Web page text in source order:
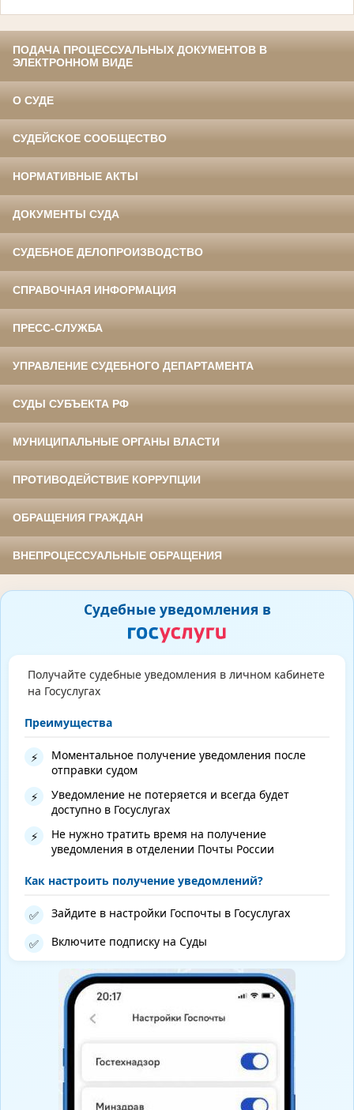
ПОДАЧА ПРОЦЕССУАЛЬНЫХ ДОКУМЕНТОВ В
ЭЛЕКТРОННОМ ВИДЕ
О СУДЕ
СУДЕЙСКОЕ СООБЩЕСТВО
НОРМАТИВНЫЕ АКТЫ
ДОКУМЕНТЫ СУДА
СУДЕБНОЕ ДЕЛОПРОИЗВОДСТВО
СПРАВОЧНАЯ ИНФОРМАЦИЯ
ПРЕСС-СЛУЖБА
УПРАВЛЕНИЕ СУДЕБНОГО ДЕПАРТАМЕНТА
СУДЫ СУБЪЕКТА РФ
МУНИЦИПАЛЬНЫЕ ОРГАНЫ ВЛАСТИ
ПРОТИВОДЕЙСТВИЕ КОРРУПЦИИ
ОБРАЩЕНИЯ ГРАЖДАН
ВНЕПРОЦЕССУАЛЬНЫЕ ОБРАЩЕНИЯ
Судебные уведомления в
Получайте судебные уведомления в личном кабинете
на Госуслугах
Преимущества
⚡
Моментальное получение уведомления после
отправки судом
⚡
Уведомление не потеряется и всегда будет
доступно в Госуслугах
⚡
Не нужно тратить время на получение
уведомления в отделении Почты России
Как настроить получение уведомлений?
✅ Зайдите в настройки Госпочты в Госуслугах
✅ Включите подписку на Суды